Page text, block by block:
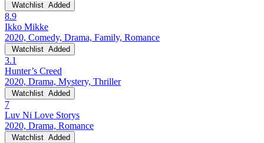
Watchlist Added
8.9
Ikko Mikke
2020, Comedy, Drama, Family, Romance
Watchlist Added
3.1
Hunter’s Creed
2020, Drama, Mystery, Thriller
Watchlist Added
7
Luv Ni Love Storys
2020, Drama, Romance
Watchlist Added